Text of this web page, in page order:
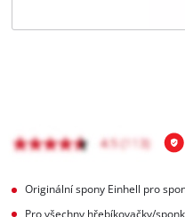
Originální spony Einhell pro
Pro všechny hřebíkovačky/